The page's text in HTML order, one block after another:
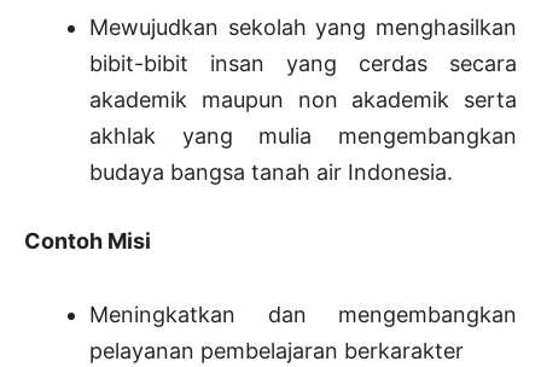
Mewujudkan sekolah yang menghasilkan
bibit-bibit insan yang cerdas secara
akademik maupun non akademik serta
akhlak yang mulia mengembangkan
budaya bangsa tanah air Indonesia.
Contoh Misi
Meningkatkan dan mengembangkan
pelayanan pembelajaran berkarakter